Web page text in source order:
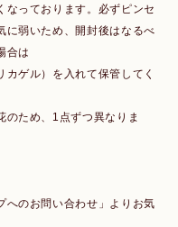
っております。必ずピンセ
に弱いため、開封後はなるべ
合は
ゲル）を入れて保管してく
ため、1点ずつ異なりま
へのお問い合わせ」よりお気